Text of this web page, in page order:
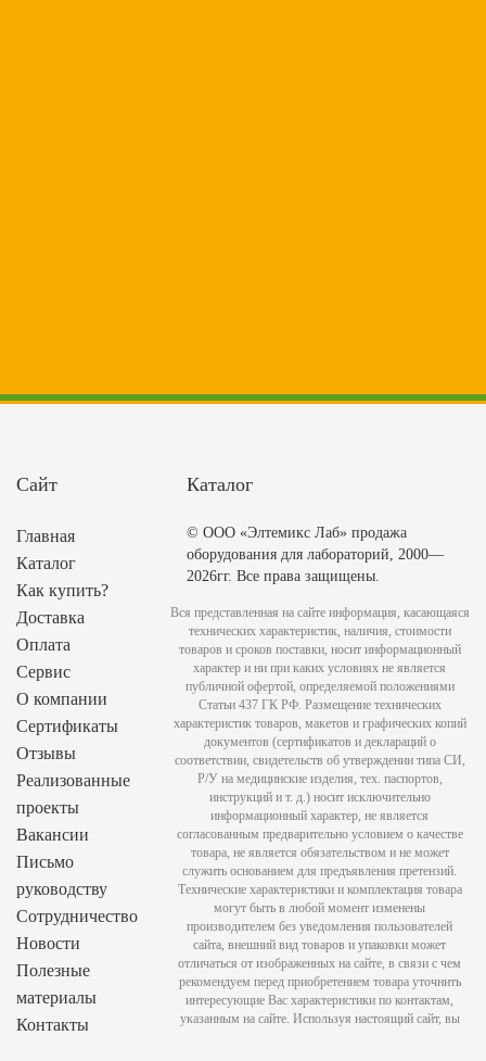
Сайт
Главная
Каталог
Как купить?
Доставка
Оплата
Сервис
О компании
Сертификаты
Отзывы
Реализованные
проекты
Вакансии
Письмо
руководству
Сотрудничество
Новости
Полезные
материалы
Контакты
Каталог
© ООО «Элтемикс Лаб» продажа
оборудования для лабораторий, 2000—
2026гг. Все права защищены.
Вся представленная на сайте информация, касающаяся
технических характеристик, наличия, стоимости
товаров и сроков поставки, носит информационный
характер и ни при каких условиях не является
публичной офертой, определяемой положениями
Статьи 437 ГК РФ. Размещение технических
характеристик товаров, макетов и графических копий
документов (сертификатов и деклараций о
соответствии, свидетельств об утверждении типа СИ,
Р/У на медицинские изделия, тех. паспортов,
инструкций и т. д.) носит исключительно
информационный характер, не является
согласованным предварительно условием о качестве
товара, не является обязательством и не может
служить основанием для предъявления претензий.
Технические характеристики и комплектация товара
могут быть в любой момент изменены
производителем без уведомления пользователей
сайта, внешний вид товаров и упаковки может
отличаться от изображенных на сайте, в связи с чем
рекомендуем перед приобретением товара уточнить
интересующие Вас характеристики по контактам,
указанным на сайте. Используя настоящий сайт, вы